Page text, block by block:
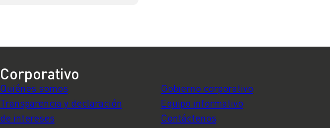
Corporativo
Quiénes somos
Transparencia y declaración
de intereses
Gobierno corporativo
Equipo informativo
Contáctenos